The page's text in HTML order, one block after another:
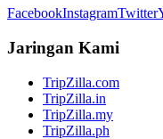
FacebookInstagramTwitter
Jaringan Kami
TripZilla.com
TripZilla.in
TripZilla.my
TripZilla.ph